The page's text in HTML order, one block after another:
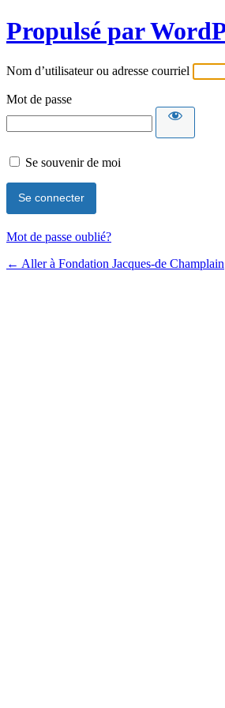
Propulsé par
Nom d’utilisateur ou adresse courriel
Mot de passe
Se souvenir de moi
Mot de passe oublié?
← Aller à Fondation Jacques-de Champlain